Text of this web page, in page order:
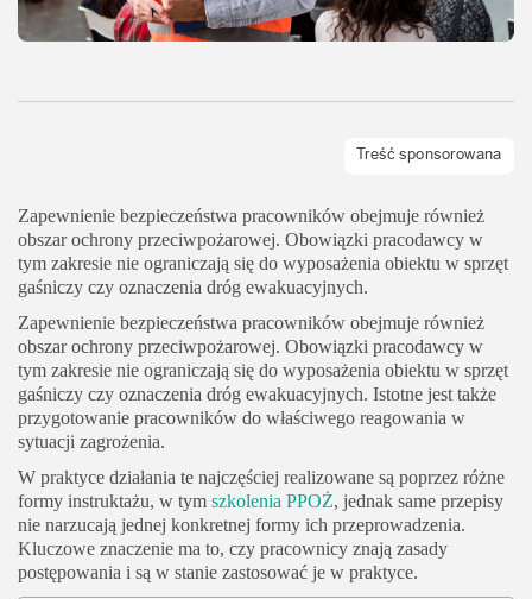
Zapewnienie bezpieczeństwa pracowników obejmuje również
obszar ochrony przeciwpożarowej. Obowiązki pracodawcy w
tym zakresie nie ograniczają się do wyposażenia obiektu w sprzęt
gaśniczy czy oznaczenia dróg ewakuacyjnych.
Zapewnienie bezpieczeństwa pracowników obejmuje również
obszar ochrony przeciwpożarowej. Obowiązki pracodawcy w
tym zakresie nie ograniczają się do wyposażenia obiektu w sprzęt
gaśniczy czy oznaczenia dróg ewakuacyjnych. Istotne jest także
przygotowanie pracowników do właściwego reagowania w
sytuacji zagrożenia.
W praktyce działania te najczęściej realizowane są poprzez różne
formy instruktażu, w tym szkolenia PPOŻ, jednak same przepisy
nie narzucają jednej konkretnej formy ich przeprowadzenia.
Kluczowe znaczenie ma to, czy pracownicy znają zasady
postępowania i są w stanie zastosować je w praktyce.